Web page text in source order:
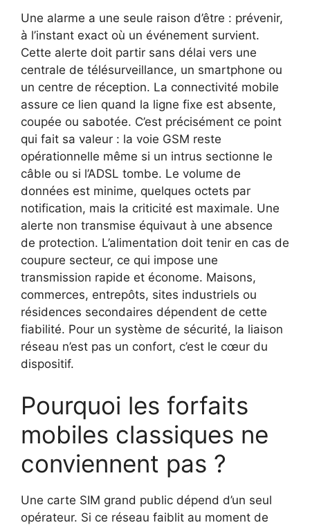
Une alarme a une seule raison d’être : prévenir,
à l’instant exact où un événement survient.
Cette alerte doit partir sans délai vers une
centrale de télésurveillance, un smartphone ou
un centre de réception. La connectivité mobile
assure ce lien quand la ligne fixe est absente,
coupée ou sabotée. C’est précisément ce point
qui fait sa valeur : la voie GSM reste
opérationnelle même si un intrus sectionne le
câble ou si l’ADSL tombe. Le volume de
données est minime, quelques octets par
notification, mais la criticité est maximale. Une
alerte non transmise équivaut à une absence
de protection. L’alimentation doit tenir en cas de
coupure secteur, ce qui impose une
transmission rapide et économe. Maisons,
commerces, entrepôts, sites industriels ou
résidences secondaires dépendent de cette
fiabilité. Pour un système de sécurité, la liaison
réseau n’est pas un confort, c’est le cœur du
dispositif.
Pourquoi les forfaits
mobiles classiques ne
conviennent pas ?
Une carte SIM grand public dépend d’un seul
opérateur. Si ce réseau faiblit au moment de